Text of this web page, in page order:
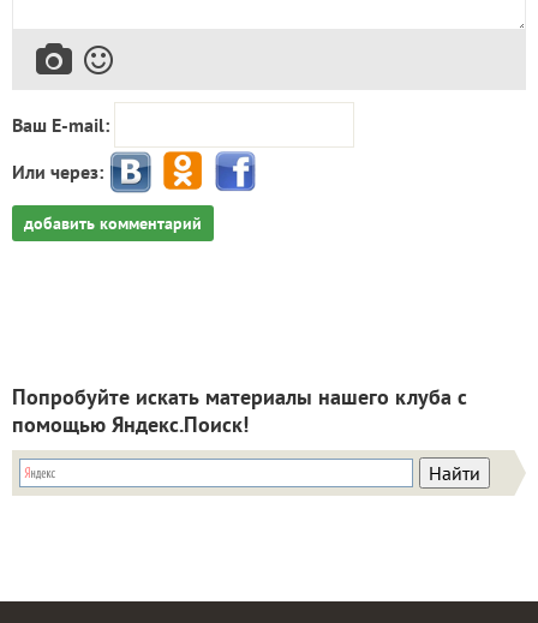
Ваш E-mail:
Или через:
добавить комментарий
Попробуйте искать материалы нашего клуба с
помощью Яндекс.Поиск!